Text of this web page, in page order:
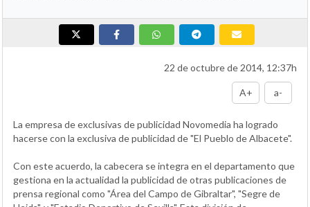
22 de octubre de 2014, 12:37h
A+ a-
La empresa de exclusivas de publicidad Novomedia ha logrado
hacerse con la exclusiva de publicidad de "El Pueblo de Albacete".
Con este acuerdo, la cabecera se integra en el departamento que
gestiona en la actualidad la publicidad de otras publicaciones de
prensa regional como "Área del Campo de Gibraltar", "Segre de